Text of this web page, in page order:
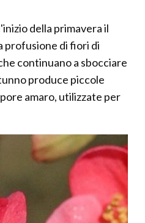
della primavera il
profusione di fiori di
continuano a sbocciare
produce piccole
amaro, utilizzate per